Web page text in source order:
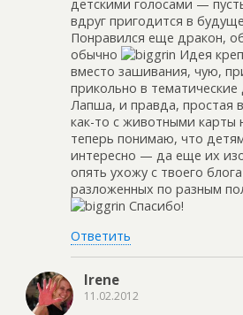
детскими голосами —
вдруг пригодится в
Понравился еще дракон,
обычно
Идея
вместо зашивания, чую,
прикольно в тематические
Лапша, и правда, простая
как-то с животными карты
теперь понимаю, что
интересно — да еще их
опять ухожу с твоего
разложенных по разным
Спасибо!
Ответить
Irene
11.02.2012